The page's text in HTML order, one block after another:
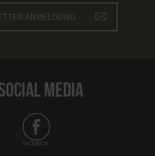
ANMELDUNG
MEDIA
FACEBOOK